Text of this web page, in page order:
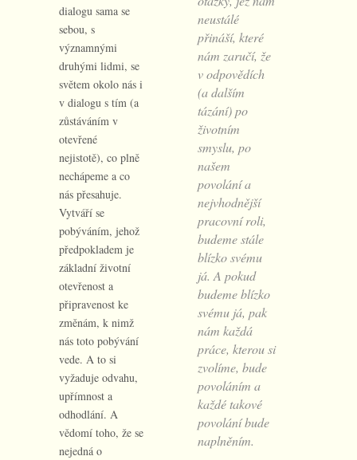
neustálé
přináší, které
nám zaručí, že
v odpovědích
(a dalším
tázání) po
životním
smyslu, po
našem
povolání a
nejvhodnější
pracovní roli,
budeme stále
blízko svému
já. A pokud
budeme blízko
svému já, pak
nám každá
práce, kterou si
zvolíme, bude
povoláním a
každé takové
povolání bude
naplněním.
dialogu sama se
sebou, s
významnými
druhými lidmi, se
světem okolo nás i
v dialogu s tím (a
zůstáváním v
otevřené
nejistotě), co plně
nechápeme a co
nás přesahuje.
Vytváří se
pobýváním, jehož
předpokladem je
základní životní
otevřenost a
připravenost ke
změnám, k nimž
nás toto pobývání
vede. A to si
vyžaduje odvahu,
upřímnost a
odhodlání. A
vědomí toho, že se
nejedná o